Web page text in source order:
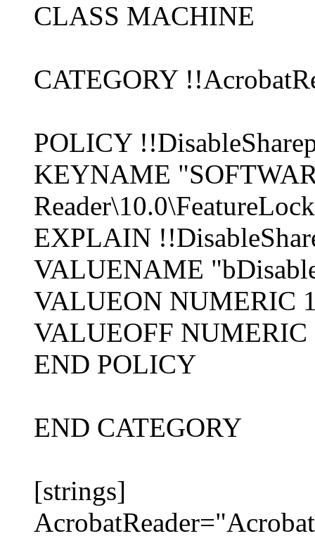
CLASS MACHINE
CATEGORY
POLICY
KEYNAME
EXPLAIN
VALUENAME
VALUEON NUMERIC
VALUEOFF NUMERIC
END POLICY
END CATEGORY
[strings]